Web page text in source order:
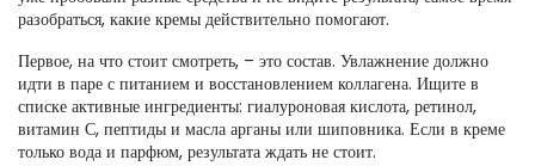
разобраться, какие кремы действительно помогают.
Первое, на что стоит смотреть, – это состав. Увлажнение должно
идти в паре с питанием и восстановлением коллагена. Ищите в
списке активные ингредиенты: гиалуроновая кислота, ретинол,
витамин С, пептиды и масла арганы или шиповника. Если в креме
только вода и парфюм, результата ждать не стоит.